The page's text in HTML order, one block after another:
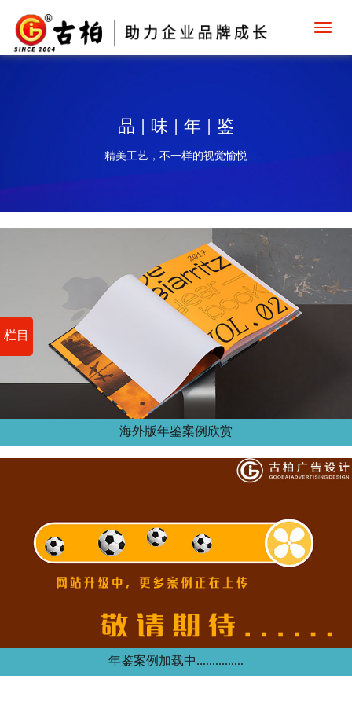
品 | 味 | 年 | 鉴
精美工艺，不一样的视觉愉悦
栏目
海外版年鉴案例欣赏
年鉴案例加载中...............